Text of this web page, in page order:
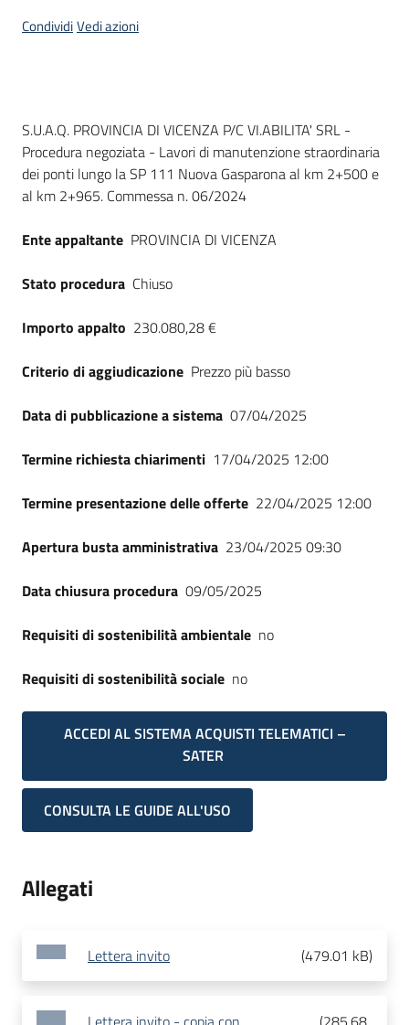
site
su
CondividiVedi azioni
Dati del bando
S.U.A.Q. PROVINCIA DI VICENZA P/C VI.ABILITA' SRL -
Procedura negoziata - Lavori di manutenzione straordinaria
dei ponti lungo la SP 111 Nuova Gasparona al km 2+500 e
al km 2+965. Commessa n. 06/2024
Ente appaltante PROVINCIA DI VICENZA
Stato procedura Chiuso
Importo appalto 230.080,28 €
Criterio di aggiudicazione Prezzo più basso
Data di pubblicazione a sistema 07/04/2025
Termine richiesta chiarimenti 17/04/2025 12:00
Termine presentazione delle offerte 22/04/2025 12:00
Apertura busta amministrativa 23/04/2025 09:30
Data chiusura procedura 09/05/2025
Requisiti di sostenibilità ambientale no
Requisiti di sostenibilità sociale no
ACCEDI AL SISTEMA ACQUISTI TELEMATICI –
SATER
CONSULTA LE GUIDE ALL'USO
Allegati
Lettera invito (479.01 kB)